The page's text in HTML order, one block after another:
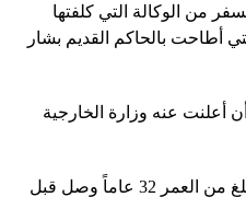
من الوكالة التي كلفتها
أطاحت بالحاكم القديم بشار
أعلنت عنه وزارة الخارجية
واعترف وليد حمود، وهو لاجئ يبلغ من العمر 32 عاماً وصل قبل